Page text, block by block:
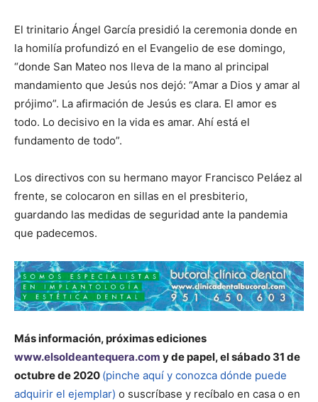
El trinitario Ángel García presidió la ceremonia donde en
la homilía profundizó en el Evangelio de ese domingo,
“donde San Mateo nos lleva de la mano al principal
mandamiento que Jesús nos dejó: “Amar a Dios y amar al
prójimo”. La afirmación de Jesús es clara. El amor es
todo. Lo decisivo en la vida es amar. Ahí está el
fundamento de todo”.
Los directivos con su hermano mayor Francisco Peláez al
frente, se colocaron en sillas en el presbiterio,
guardando las medidas de seguridad ante la pandemia
que padecemos.
Más información, próximas ediciones
www.elsoldeantequera.com y de papel, el sábado 31 de
octubre de 2020 (pinche aquí y conozca dónde puede
adquirir el ejemplar) o suscríbase y recíbalo en casa o en